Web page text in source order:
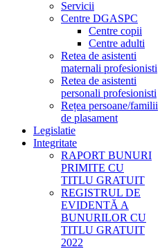
Servicii
Centre DGASPC
Centre copii
Centre adulti
Retea de asistenti
maternali profesionisti
Retea de asistenti
personali profesionisti
Rețea persoane/familii
de plasament
Legislatie
Integritate
RAPORT BUNURI
PRIMITE CU
TITLU GRATUIT
REGISTRUL DE
EVIDENTĂ A
BUNURILOR CU
TITLU GRATUIT
2022